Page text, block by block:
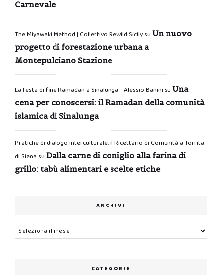
Carnevale
The Miyawaki Method | Collettivo Rewild Sicilysu Un nuovo
progetto di forestazione urbana a
Montepulciano Stazione
La festa di fine Ramadan a Sinalunga - Alessio Banini su Una
cena per conoscersi: il Ramadan della comunità
islamica di Sinalunga
Pratiche di dialogo interculturale: il Ricettario di Comunità a Torrita
di Siena su Dalla carne di coniglio alla farina di
grillo: tabù alimentari e scelte etiche
ARCHIVI
Archivi
CATEGORIE